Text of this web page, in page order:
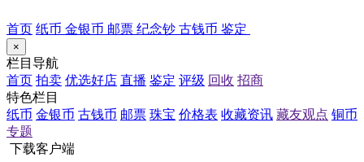
首页 纸币 金银币 邮票 纪念钞 古钱币 鉴定
×
栏目导航
首页 拍卖 优选好店 直播 鉴定 评级 回收 招商
特色栏目
纸币 金银币 古钱币 邮票 珠宝 价格表 收藏资讯 藏友观点 铜币
专题
下载客户端